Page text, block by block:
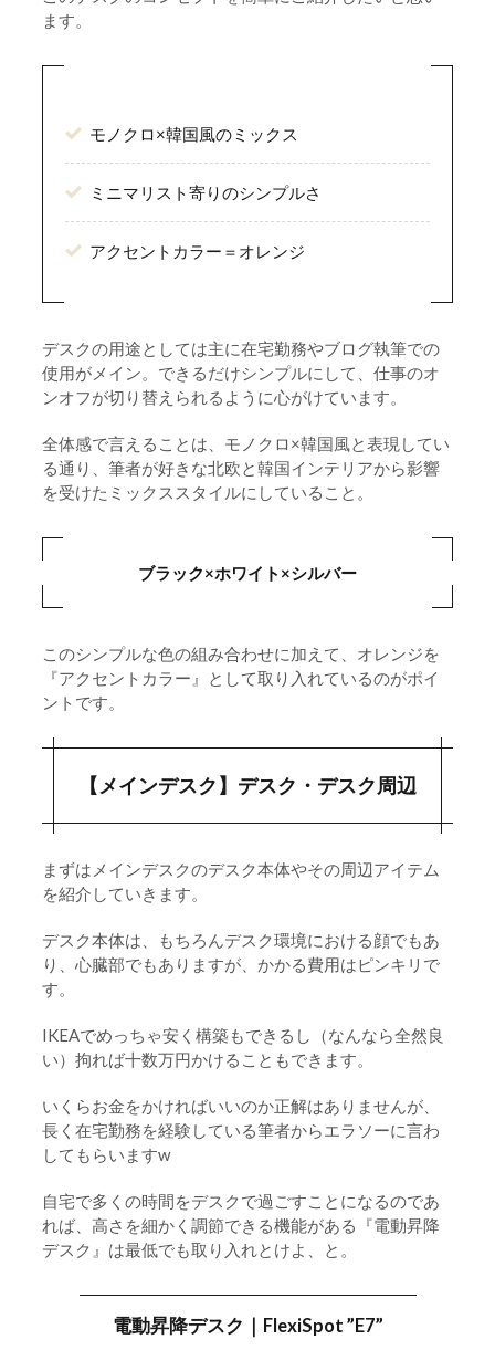
ケーブルトレー｜サンワサプライ ”CB-CT5”
6-2.ケーブルスリーブ｜JOTO ケーブル収納スリー
6-3.ペンホルダー：ideaco ”pen stand one”
6-5.壁面収納：IKEA ”マルムベック”
賃貸用ネジ：八幡ネジ ”金具用石膏ピン”
6-7-1.
ワゴン：IKEA ”TROTTENワゴン”
6-8-1.エレコム
6-8-2.
キムワイプ
6-9.上記以外の小物・インテリア雑貨
6-9-2.フラワーベース｜ACTUS ”コンクリートオブジ
ェ DOME”
6-9-4.
フレグランス｜オゥパラディ サボン
6-9-6.
オブジェ｜SHEIN バードオブジェ
6-9-7.
フラワーベース｜IKEA 取扱終了
6-9-8.
フラワーベース｜IKEA 販売終了間近
6-9-10.
電源タップ収納｜IKEA クヴィッスレ
6-9-12.
デスクライト｜プラスマイナス０
ます。
モノクロ×韓国風のミックス
ミニマリスト寄りのシンプルさ
アクセントカラー＝オレンジ
デスクの用途としては主に在宅勤務やブログ執筆での
使用がメイン。できるだけシンプルにして、仕事のオ
ンオフが切り替えられるように心がけています。
全体感で言えることは、モノクロ×韓国風と表現してい
る通り、筆者が好きな北欧と韓国インテリアから影響
を受けたミックススタイルにしていること。
ブラック×ホワイト×シルバー
このシンプルな色の組み合わせに加えて、オレンジを
『アクセントカラー』として取り入れているのがポイ
ントです。
【メインデスク】デスク・デスク周辺
まずはメインデスクのデスク本体やその周辺アイテム
を紹介していきます。
デスク本体は、もちろんデスク環境における顔でもあ
り、心臓部でもありますが、かかる費用はピンキリで
す。
IKEAでめっちゃ安く構築もできるし（なんなら全然良
い）拘れば十数万円かけることもできます。
いくらお金をかければいいのか正解はありませんが、
長く在宅勤務を経験している筆者からエラソーに言わ
してもらいますw
自宅で多くの時間をデスクで過ごすことになるのであ
れば、高さを細かく調節できる機能がある『電動昇降
デスク』は最低でも取り入れとけよ、と。
電動昇降デスク｜FlexiSpot ”E7”